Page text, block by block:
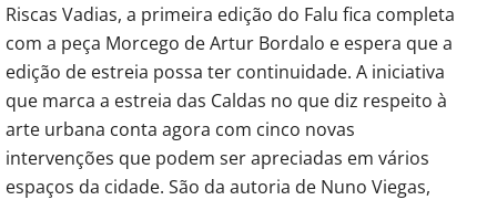
Riscas Vadias, a primeira edição do Falu fica completa
com a peça Morcego de Artur Bordalo e espera que a
edição de estreia possa ter continuidade. A iniciativa
que marca a estreia das Caldas no que diz respeito à
arte urbana conta agora com cinco novas
intervenções que podem ser apreciadas em vários
espaços da cidade. São da autoria de Nuno Viegas,